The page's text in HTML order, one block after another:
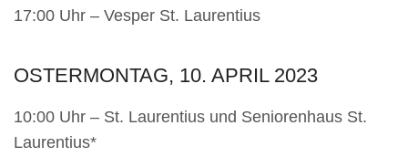
17:00 Uhr – Vesper St. Laurentius
OSTERMONTAG, 10. APRIL 2023
10:00 Uhr – St. Laurentius und Seniorenhaus St.
Laurentius*